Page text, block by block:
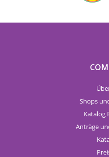
Shops
Katalog
Anträge